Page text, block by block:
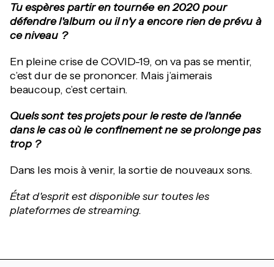
Tu espères partir en tournée en 2020 pour
défendre l'album ou il n'y a encore rien de prévu à
ce niveau ?
En pleine crise de COVID-19, on va pas se mentir,
c’est dur de se prononcer. Mais j’aimerais
beaucoup, c’est certain.
Quels sont tes projets pour le reste de l'année
dans le cas où le confinement ne se prolonge pas
trop ?
Dans les mois à venir, la sortie de nouveaux sons.
État d'esprit est disponible sur toutes les
plateformes de streaming.